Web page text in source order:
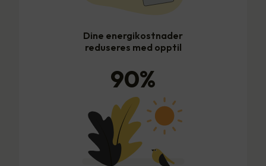
Dine energikostnader
reduseres med opptil
90%